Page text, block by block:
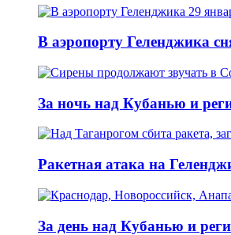
В аэропорту Геленджика
За ночь над Кубанью и
Ракетная атака на
За день над Кубанью и